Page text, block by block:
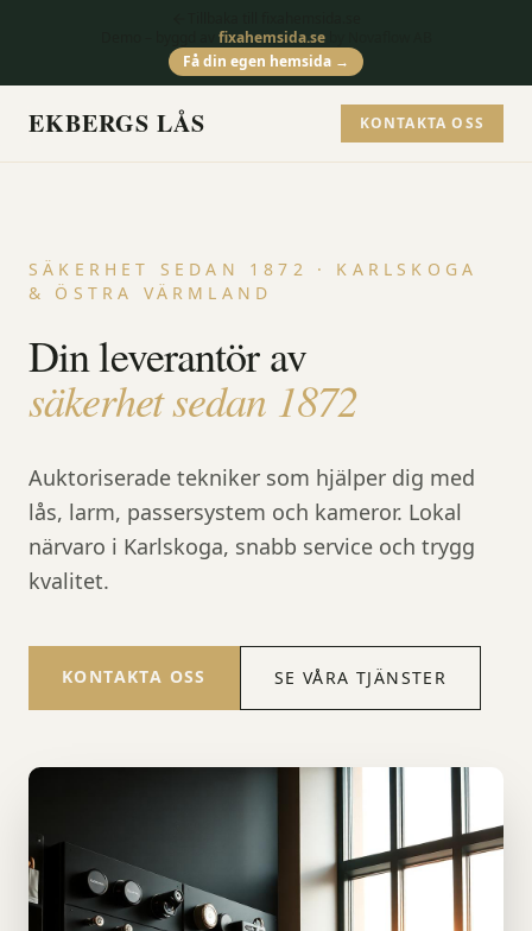
fixahemsida.se
Få din egen hemsida →
EKBERGS LÅS KONTAKTA OSS
SÄKERHET SEDAN 1872 · KARLSKOGA
& ÖSTRA VÄRMLAND
Din leverantör av
säkerhet sedan 1872
Auktoriserade tekniker som hjälper dig med
lås, larm, passersystem och kameror. Lokal
närvaro i Karlskoga, snabb service och trygg
kvalitet.
KONTAKTA OSS SE VÅRA TJÄNSTER